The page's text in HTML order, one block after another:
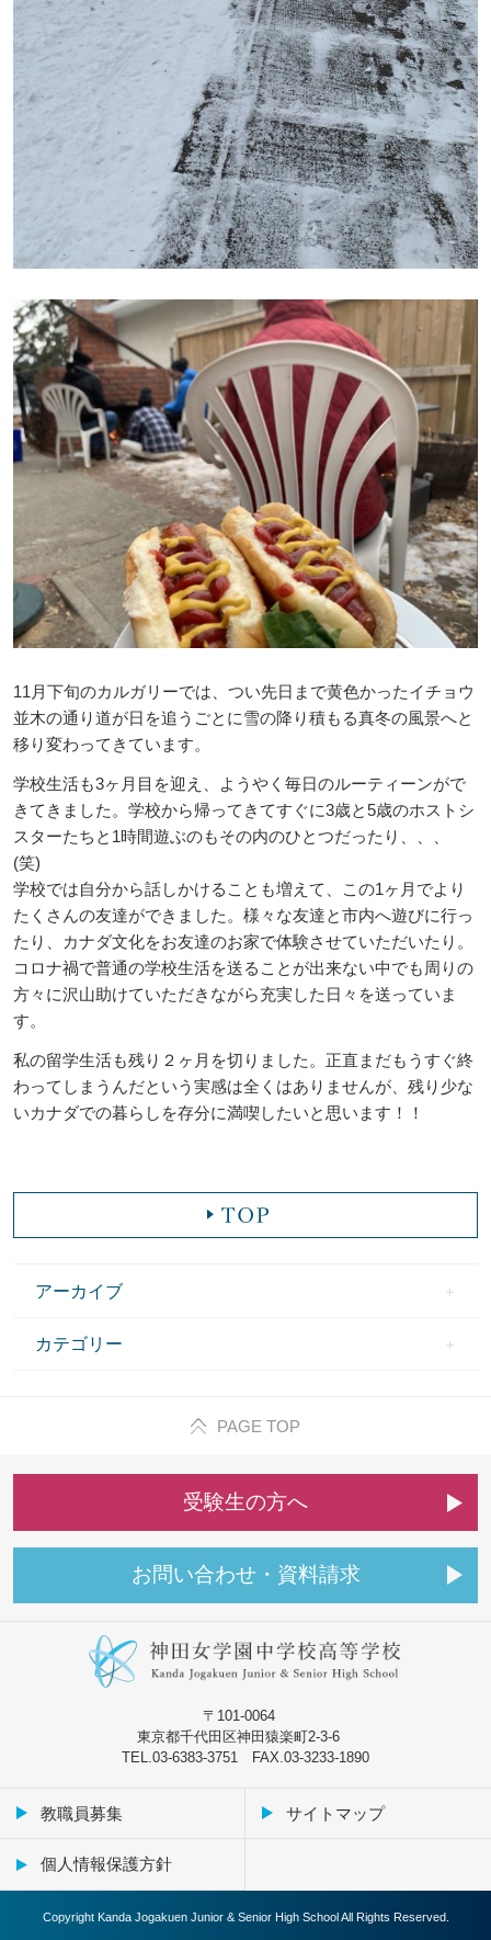
11月下旬のカルガリーでは、つい先日まで黄色かったイチョウ
並木の通り道が日を追うごとに雪の降り積もる真冬の風景へと
移り変わってきています。
学校生活も3ヶ月目を迎え、ようやく毎日のルーティーンがで
きてきました。学校から帰ってきてすぐに3歳と5歳のホストシ
スターたちと1時間遊ぶのもその内のひとつだったり、、、
(笑)
学校では自分から話しかけることも増えて、この1ヶ月でより
たくさんの友達ができました。様々な友達と市内へ遊びに行っ
たり、カナダ文化をお友達のお家で体験させていただいたり。
コロナ禍で普通の学校生活を送ることが出来ない中でも周りの
方々に沢山助けていただきながら充実した日々を送っていま
す。
私の留学生活も残り２ヶ月を切りました。正直まだもうすぐ終
わってしまうんだという実感は全くはありませんが、残り少な
いカナダでの暮らしを存分に満喫したいと思います！！
アーカイブ
カテゴリー
PAGE TOP
受験生の方へ
お問い合わせ ・ 資料請求
〒101-0064
東京都千代田区神田猿楽町2-3-6
TEL.03-6383-3751 FAX.03-3233-1890
教職員募集 サイトマップ
個人情報保護方針
Copyright Kanda Jogakuen Junior & Senior High School All Rights Reserved.